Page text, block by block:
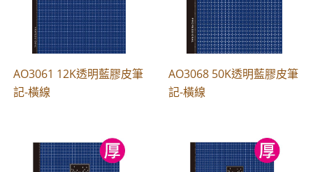
AO3061 12K透明藍膠皮筆
記-橫線
AO3068 50K透明藍膠皮筆
記-橫線